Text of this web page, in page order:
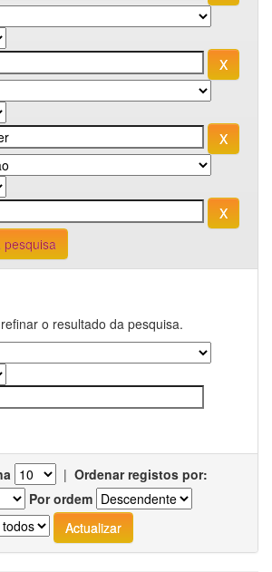
pesquisa
o resultado da pesquisa.
| Ordenar registos por:
Por ordem